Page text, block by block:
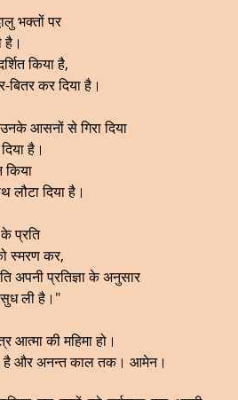
भक्तों पर
है।
किया है,
बितर कर दिया है।
आसनों से गिरा दिया
है।
किया
लौटा दिया है।
प्रति
स्मरण कर,
अपनी प्रतिज्ञा के अनुसार
ली है।"
आत्मा की महिमा हो।
है और अनन्त काल तक। आमेन।